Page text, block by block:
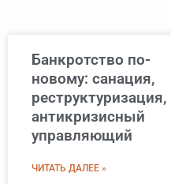
Банкротство по-
новому: санация,
реструктуризация,
антикризисный
управляющий
ЧИТАТЬ ДАЛЕЕ »